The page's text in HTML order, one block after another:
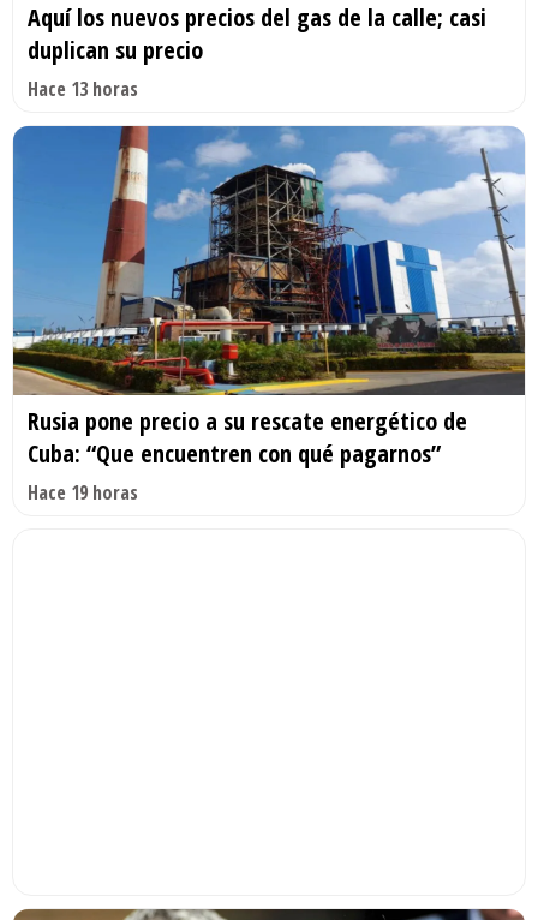
Aquí los nuevos precios del gas de la calle; casi
duplican su precio
Hace 13 horas
Rusia pone precio a su rescate energético de
Cuba: “Que encuentren con qué pagarnos”
Hace 19 horas